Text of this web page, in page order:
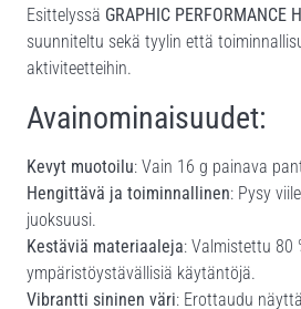
Esittelyssä GRAPHIC PERFORMANCE
suunniteltu sekä tyylin että
aktiviteetteihin.
Avainominaisuudet:
Kevyt muotoilu: Vain 16 g painava
Hengittävä ja toiminnallinen: Pysy
juoksuusi.
Kestäviä materiaaleja: Valmistettu 80
ympäristöystävällisiä käytäntöjä.
Vibrantti sininen väri: Erottaudu